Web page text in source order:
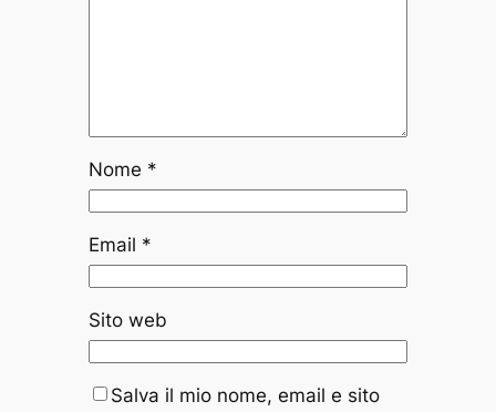
Nome *
Email *
Sito web
Salva il mio nome, email e sito